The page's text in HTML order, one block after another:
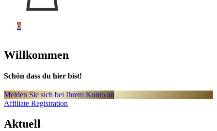
0
Willkommen
Schön dass du hier bist!
Melden Sie sich bei Ihrem Konto an
Affiliate Registration
Aktuell